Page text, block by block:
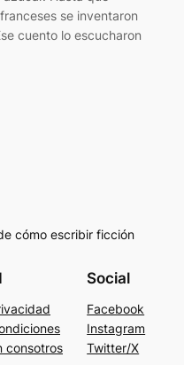
se inventaron
cuento lo escucharon
cómo escribir ficción
consotros
Social
Facebook
Instagram
Twitter/X